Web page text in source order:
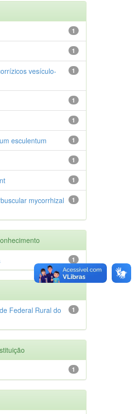
1
1
1
vesículo-
1
1
1
esculentum
1
1
1
mycorrhizal
1
1
Federal Rural do
1